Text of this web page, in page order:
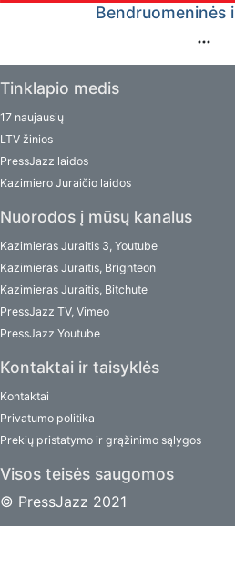
Bendruomeninės
Tinklapio medis
17 naujausių
LTV žinios
PressJazz laidos
Kazimiero Juraičio laidos
Nuorodos į mūsų kanalus
Kazimieras Juraitis 3, Youtube
Kazimieras Juraitis, Brighteon
Kazimieras Juraitis, Bitchute
PressJazz TV, Vimeo
PressJazz Youtube
Kontaktai ir taisyklės
Kontaktai
Privatumo politika
Prekių pristatymo ir grąžinimo sąlygos
Visos teisės saugomos
© PressJazz 2021